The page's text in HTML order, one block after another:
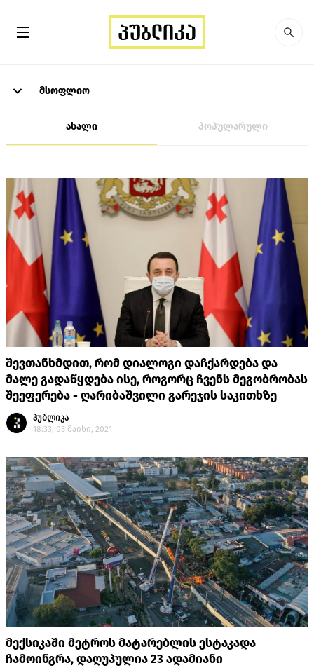
მსოფლიო
ახალი პოპულარული
შევთანხმდით, რომ დიალოგი დაჩქარდება და
მალე გადაწყდება ისე, როგორც ჩვენს მეგობრობას
შეეფერება - ღარიბაშვილი გარეჯის საკითხზე
პუბლიკა
18:33, 05 მაისი, 2021
მექსიკაში მეტროს მატარებლის ესტაკადა
ჩამოინგრა, დაღუპულია 23 ადამიანი